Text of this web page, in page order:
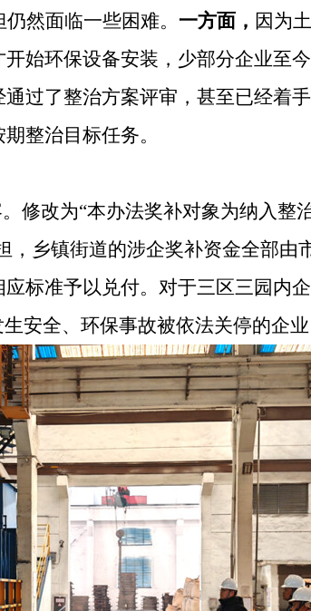
然面临一些困难。 一方面， 因为
始环保设备安装，少部分企业至
过了整治方案评审，甚至已经着
整治目标任务。
修改为“本办法奖补对象为纳入整
，乡镇街道的涉企奖补资金全部由
标准予以兑付。对于三区三园内
安全、环保事故被依法关停的企业